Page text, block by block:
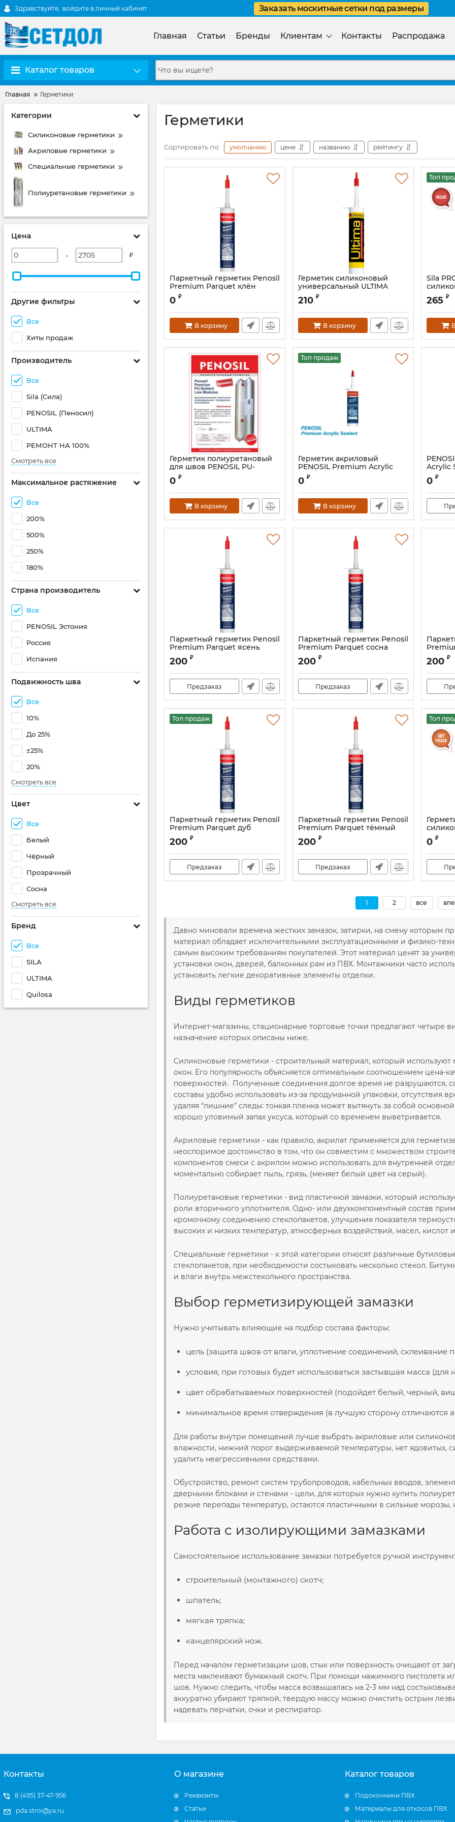
Здравствуйте, войдите в личный кабинет Заказать москитные сетки под размеры
Главная Статьи Бренды Клиентам Контакты Распродажа
Каталог товаров
Главная Герметики
Категории
Силиконовые герметики
Акриловые герметики
Специальные герметики
Полиуретановые герметики
Цена
- ₽
Другие фильтры
Все
Хиты продаж
Производитель
Все
Sila (Сила)
PENOSIL (Пеносил)
ULTIMA
РЕМОНТ НА 100%
Смотреть все
Максимальное растяжение
Все
200%
500%
250%
180%
Страна производитель
Все
PENOSIL Эстония
Россия
Испания
Подвижность шва
Все
10%
До 25%
±25%
20%
Смотреть все
Цвет
Все
Белый
Чёрный
Прозрачный
Сосна
Смотреть все
Бренд
Все
SILA
ULTIMA
Quilosa
Герметики
Сортировать по: умолчанию цене названию рейтингу
Паркетный герметик Penosil
Premium Parquet клён
0 ₽
В корзину
Герметик силиконовый
универсальный ULTIMA
Артикул:
210 ₽
В корзину
Топ
Sila
белый,
265 ₽
Герметик полиуретановый
для швов PENOSIL PU-
Sealant Low Modulus
0 ₽
В корзину
Топ продаж
Герметик акриловый
PENOSIL Premium Acrylic
Sealant
0 ₽
В корзину
Acrylic
-12шт.)
0 ₽
Паркетный герметик Penosil
Premium Parquet ясень
Артикул:
200 ₽
Предзаказ
Паркетный герметик Penosil
Premium Parquet сосна
Артикул:
200 ₽
Предзаказ
Артикул:
200 ₽
Топ продаж
Паркетный герметик Penosil
Premium Parquet дуб
Артикул:
200 ₽
Предзаказ
Паркетный герметик Penosil
Premium Parquet тёмный
Артикул:
200 ₽
Предзаказ
Топ
белый
Артикул:
0 ₽
1 2 все
Давно миновали времена жестких замазок, затирки, на смену которым
материал обладает исключительными эксплуатационными и физико-
самым высоким требованиям покупателей. Этот материал ценят за
установки окон, дверей, балконных рам из ПВХ. Монтажники часто
установить легкие декоративные элементы отделки.
Виды герметиков
Интернет-магазины, стационарные торговые точки предлагают четыре
назначение которых описаны ниже.
Силиконовые герметики - строительный материал, который используют
окон. Его популярность объясняется оптимальным соотношением цена-
поверхностей. Полученные соединения долгое время не разрушаются,
составы удобно использовать из-за продуманной упаковки, отсутствия
удаляя “лишние” следы: тонкая пленка может вытянуть за собой
хорошо уловимый запах уксуса, который со временем выветривается.
Акриловые герметики - как правило, акрилат применяется для
неоспоримое достоинство в том, что он совместим с множеством
компонентов смеси с акрилом можно использовать для внутренней
моментально собирает пыль, грязь, (меняет белый цвет на серый).
Полиуретановые герметики - вид пластичной замазки, который
роли вторичного уплотнителя. Одно- или двухкомпонентный состав
кромочному соединению стеклопакетов, улучшения показателя
высоких и низких температур, атмосферных воздействий, масел, кислот
Специальные герметики - к этой категории относят различные
стеклопакетов, при необходимости состыковать несколько стекол.
и влаги внутрь межстекольного пространства.
Выбор герметизирующей замазки
Нужно учитывать влияющие на подбор состава факторы:
цель (защита швов от влаги, уплотнение соединений, склеивание
условия, при готовых будет использоваться застывшая масса
цвет обрабатываемых поверхностей (подойдет белый, черный,
минимальное время отверждения (в лучшую сторону отличаются
Для работы внутри помещений лучше выбрать акриловые или
влажности, нижний порог выдерживаемой температуры, нет ядовитых,
удалить неагрессивными средствами.
Обустройство, ремонт систем трубопроводов, кабельных вводов,
дверными блоками и стенами - цели, для которых нужно купить
резкие перепады температур, остаются пластичными в сильные
Работа с изолирующими замазками
Самостоятельное использование замазки потребуется ручной
строительный (монтажного) скотч;
шпатель;
мягкая тряпка;
канцелярский нож.
Перед началом герметизации шов, стык или поверхность очищают от
места наклеивают бумажный скотч. При помощи нажимного пистолета
шов. Нужно следить, чтобы масса возвышалась на 2-3 мм над
аккуратно убирают тряпкой, твердую массу можно очистить острым
надевать перчатки, очки и респиратор.
Контакты
8 (495) 37-47-956
pda.stroi@ya.ru
О магазине
Реквизиты
Статьи
Каталог товаров
Подоконники ПВХ
Материалы для откосов ПВХ